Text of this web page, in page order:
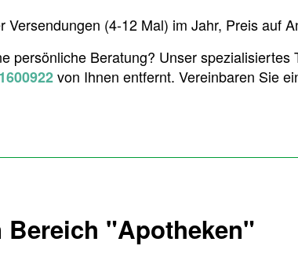
Versendungen (4-12 Mal) im Jahr, Preis auf
persönliche Beratung? Unser spezialisiertes
von Ihnen entfernt. Vereinbaren Sie
"Apotheken"